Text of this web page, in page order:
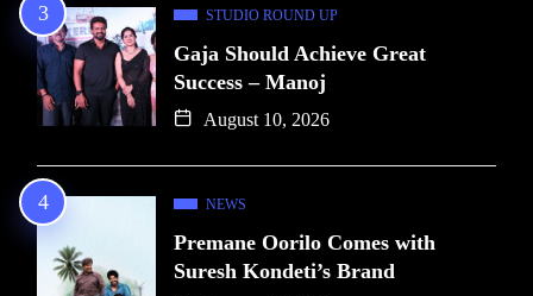
STUDIO ROUND UP
Gaja Should Achieve Great
Success – Manoj
August 10, 2026
NEWS
Premane Oorilo Comes with
Suresh Kondeti’s Brand